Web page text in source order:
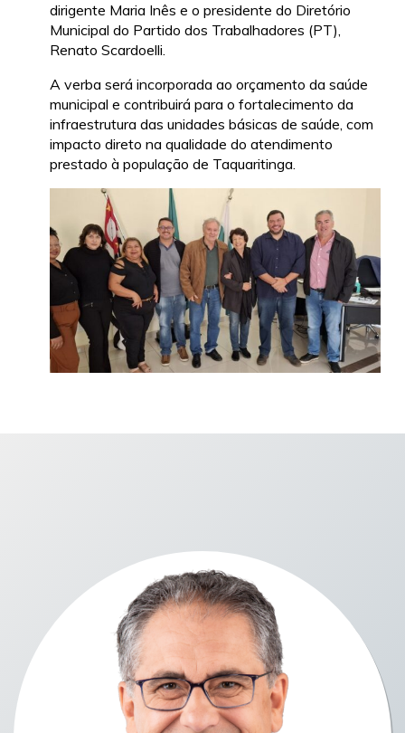
dirigente Maria Inês e o presidente do Diretório
Municipal do Partido dos Trabalhadores (PT),
Renato Scardoelli.
A verba será incorporada ao orçamento da saúde
municipal e contribuirá para o fortalecimento da
infraestrutura das unidades básicas de saúde, com
impacto direto na qualidade do atendimento
prestado à população de Taquaritinga.